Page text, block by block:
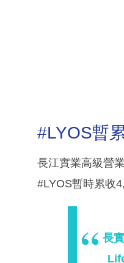
#LYOS暫
長江實業高級營
#LYOS暫時累收
長